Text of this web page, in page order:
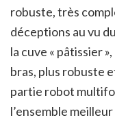
robuste, très
déceptions au vu
la cuve « pâtissier
bras, plus robuste
partie robot
l’ensemble